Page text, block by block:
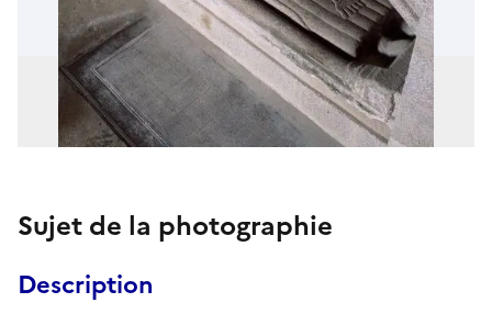
Sujet de la photographie
Description